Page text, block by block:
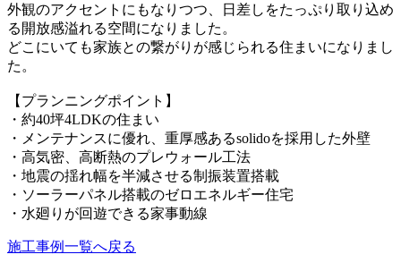
外観のアクセントにもなりつつ、日差しをたっぷり取り込め
る開放感溢れる空間になりました。
どこにいても家族との繋がりが感じられる住まいになりまし
た。
【プランニングポイント】
・約40坪4LDKの住まい
・メンテナンスに優れ、重厚感あるsolidoを採用した外壁
・高気密、高断熱のプレウォール工法
・地震の揺れ幅を半減させる制振装置搭載
・ソーラーパネル搭載のゼロエネルギー住宅
・水廻りが回遊できる家事動線
施工事例一覧へ戻る